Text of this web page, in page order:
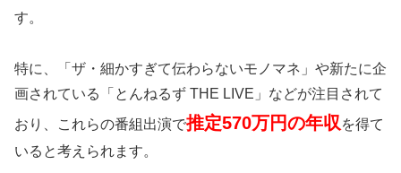
す。
特に、「ザ・細かすぎて伝わらないモノマネ」や新たに企
画されている「とんねるず THE LIVE」などが注目されて
おり、これらの番組出演で推定570万円の年収 を得て
いると考えられます。